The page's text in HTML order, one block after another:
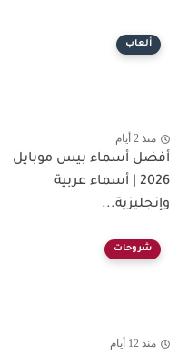
ألعاب
منذ 2 أيام
أفضل أسماء بيس موبايل
2026 | أسماء عربية
وإنجليزية...
شروحات
منذ 12 أيام